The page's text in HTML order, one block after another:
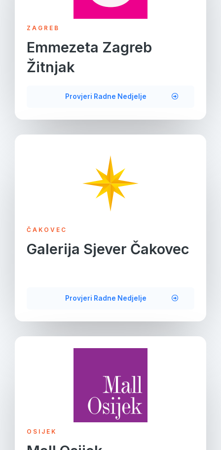
ZAGREB
Emmezeta Zagreb
Žitnjak
Provjeri Radne Nedjelje
ČAKOVEC
Galerija Sjever Čakovec
Provjeri Radne Nedjelje
OSIJEK